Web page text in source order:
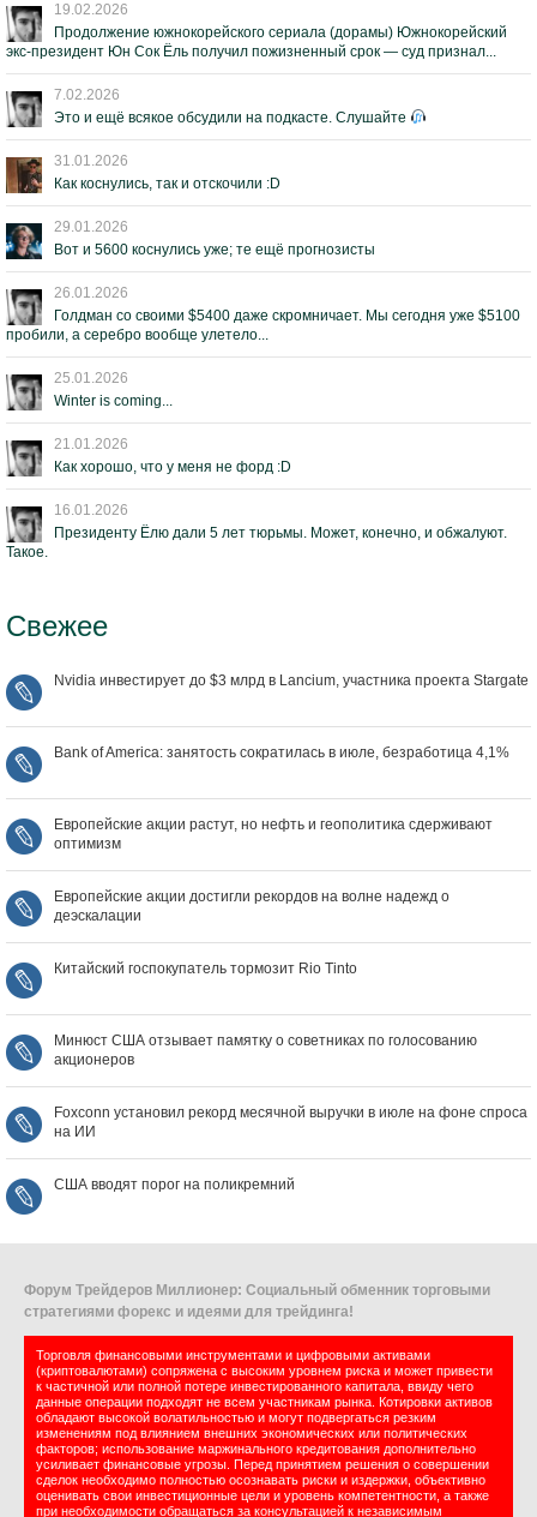
19.02.2026
Продолжение южнокорейского сериала (дорамы) Южнокорейский
экс-президент Юн Сок Ёль получил пожизненный срок — суд признал...
7.02.2026
Это и ещё всякое обсудили на подкасте. Слушайте
31.01.2026
Как коснулись, так и отскочили :D
29.01.2026
Вот и 5600 коснулись уже; те ещё прогнозисты
26.01.2026
Голдман со своими $5400 даже скромничает. Мы сегодня уже $5100
пробили, а серебро вообще улетело...
25.01.2026
Winter is coming...
21.01.2026
Как хорошо, что у меня не форд :D
16.01.2026
Президенту Ёлю дали 5 лет тюрьмы. Может, конечно, и обжалуют.
Такое.
Свежее
Nvidia инвестирует до $3 млрд в Lancium, участника проекта Stargate
Bank of America: занятость сократилась в июле, безработица 4,1%
Европейские акции растут, но нефть и геополитика сдерживают
оптимизм
Европейские акции достигли рекордов на волне надежд о
деэскалации
Китайский госпокупатель тормозит Rio Tinto
Минюст США отзывает памятку о советниках по голосованию
акционеров
Foxconn установил рекорд месячной выручки в июле на фоне спроса
на ИИ
США вводят порог на поликремний
Форум Трейдеров Миллионер: Социальный обменник торговыми
стратегиями форекс и идеями для трейдинга!
Торговля финансовыми инструментами и цифровыми активами
(криптовалютами) сопряжена с высоким уровнем риска и может привести
к частичной или полной потере инвестированного капитала, ввиду чего
данные операции подходят не всем участникам рынка. Котировки активов
обладают высокой волатильностью и могут подвергаться резким
изменениям под влиянием внешних экономических или политических
факторов; использование маржинального кредитования дополнительно
усиливает финансовые угрозы. Перед принятием решения о совершении
сделок необходимо полностью осознавать риски и издержки, объективно
оценивать свои инвестиционные цели и уровень компетентности, а также
при необходимости обращаться за консультацией к независимым